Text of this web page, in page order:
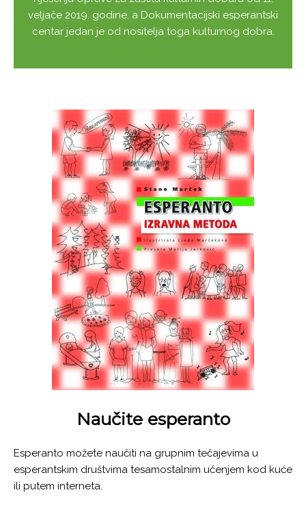
veljače 2019. godine, a Dokumentacijski esperantski
centar jedan je od nositelja toga kulturnog dobra.
Naučite esperanto
Esperanto možete naučiti na grupnim tečajevima u
esperantskim društvima tesamostalnim učenjem kod kuće
ili putem interneta.